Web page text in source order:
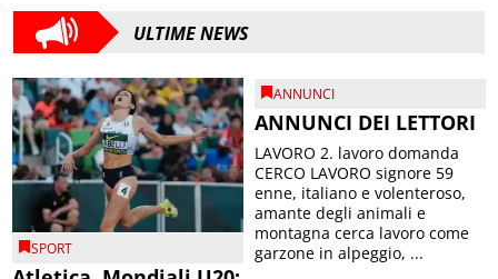
ULTIME NEWS
SPORT
ANNUNCI
ANNUNCI DEI LETTORI
LAVORO 2. lavoro domanda
CERCO LAVORO signore 59
enne, italiano e volenteroso,
amante degli animali e
montagna cerca lavoro come
garzone in alpeggio, ...